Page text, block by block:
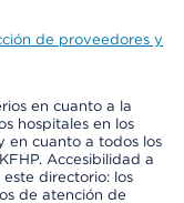
de proveedores y
en cuanto a la
hospitales en los
en cuanto a todos los
Accesibilidad a
directorio: los
de atención de